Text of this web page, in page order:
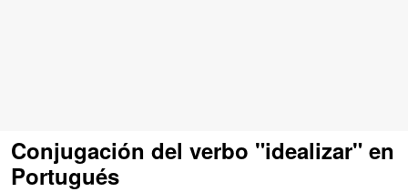
Conjugación del verbo "idealizar" en
Portugués